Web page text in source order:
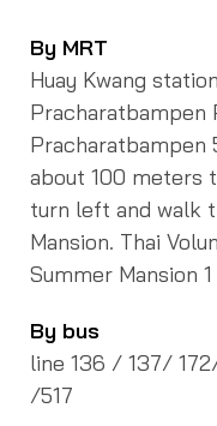
By MRT
Huay Kwang
Pracharatbampen
about 100 meters
turn left and walk
Mansion. Thai
Summer Mansion 1
By bus
line 136 / 137/
/517